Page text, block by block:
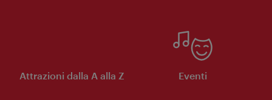
Attrazioni dalla A alla Z Eventi